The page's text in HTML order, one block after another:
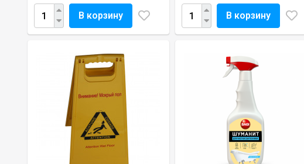
В корзину В корзину